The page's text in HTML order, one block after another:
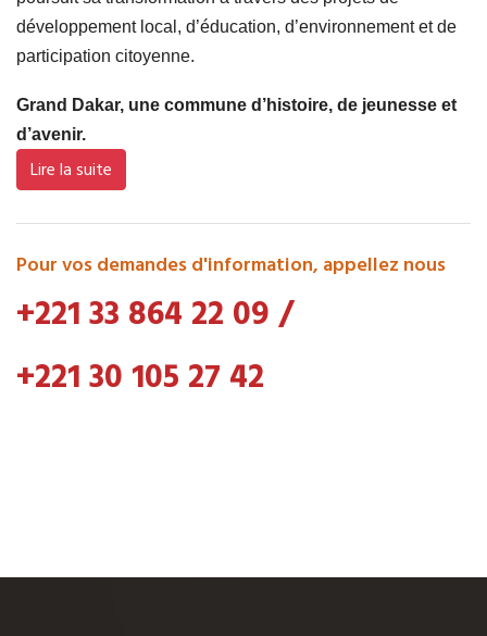
développement local, d’éducation, d’environnement et de
participation citoyenne.
Grand Dakar, une commune d’histoire, de jeunesse et
d’avenir.
Lire la suite
Pour vos demandes d'information, appellez nous
+221 33 864 22 09/
+221 30 105 27 42